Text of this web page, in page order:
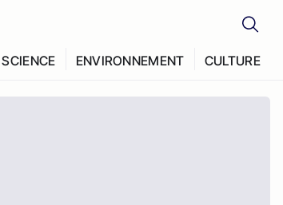
SCIENCE ENVIRONNEMENT CULTURE